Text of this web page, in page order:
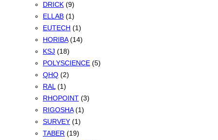
DRICK (9)
ELLAB (1)
EUTECH (1)
HORIBA (14)
KSJ (18)
POLYSCIENCE (5)
QHQ (2)
RAL (1)
RHOPOINT (3)
RIGOSHA (1)
SURVEY (1)
TABER (19)